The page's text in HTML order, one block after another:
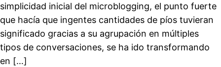
simplicidad inicial del microblogging, el punto fuerte
que hacía que ingentes cantidades de píos tuvieran
significado gracias a su agrupación en múltiples
tipos de conversaciones, se ha ido transformando
en […]